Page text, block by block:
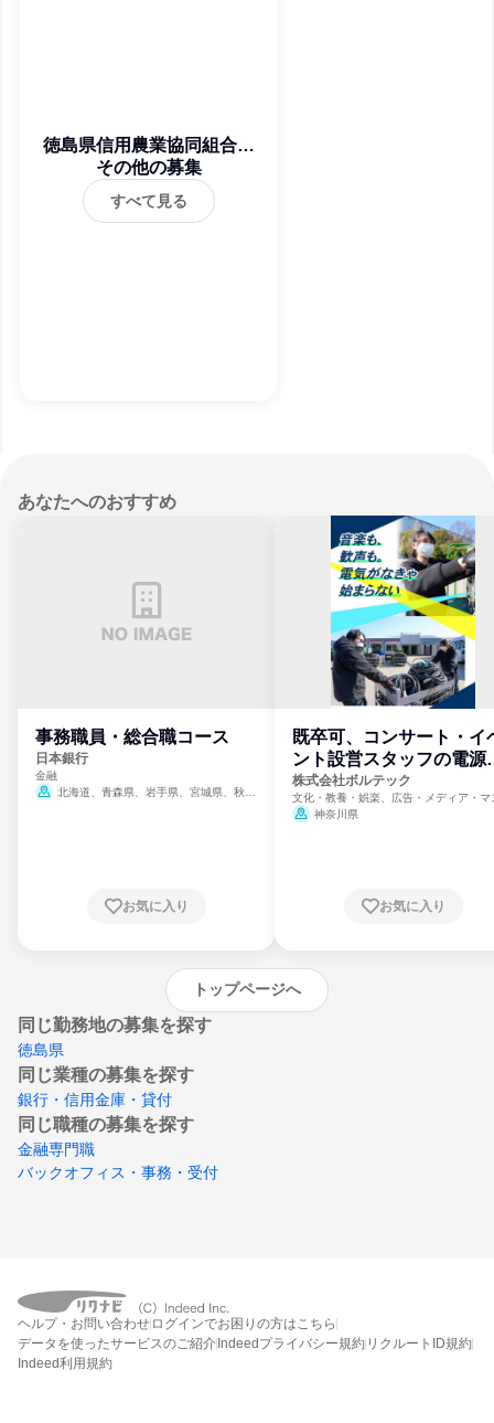
徳島県信用農業協同組合連
合会
その他の募集
すべて見る
あなたへのおすすめ
事務職員・総合職コース
日本銀行
金融
北海道、青森県、岩手県、宮城県、秋田
崎県、熊本県、大分県、宮崎県、鹿児島県、
お気に入り
既卒可、コンサート・イ
ント設営スタッフの電源
門
株式会社ボルテック
文化・教養・娯楽、広告・メディア・マ
ミ、電力・ガス・水道・エネルギー
神奈川県
お気に入り
トップページへ
同じ勤務地の募集を探す
徳島県
同じ業種の募集を探す
銀行・信用金庫・貸付
同じ職種の募集を探す
金融専門職
バックオフィス・事務・受付
ヘルプ・お問い合わせ ログインでお困りの方はこちら
データを使ったサービスのご紹介Indeedプライバシー規約 リクルートID規約
Indeed利用規約